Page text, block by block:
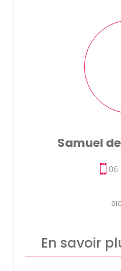
Samuel
06
En savoir